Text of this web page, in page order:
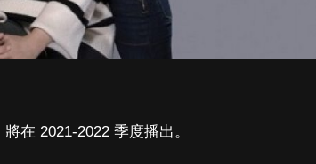
將在 2021-2022 季度播出。